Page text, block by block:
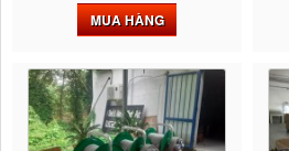
MUA HÀNG